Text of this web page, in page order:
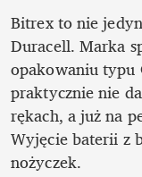
Bitrex to nie
Duracell. Marka
opakowaniu typu
praktycznie nie
rękach, a już na
Wyjęcie baterii z
nożyczek.